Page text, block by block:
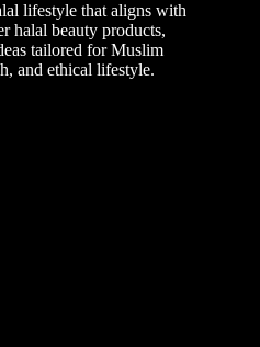
lifestyle that aligns with
halal beauty products,
tailored for Muslim
and ethical lifestyle.